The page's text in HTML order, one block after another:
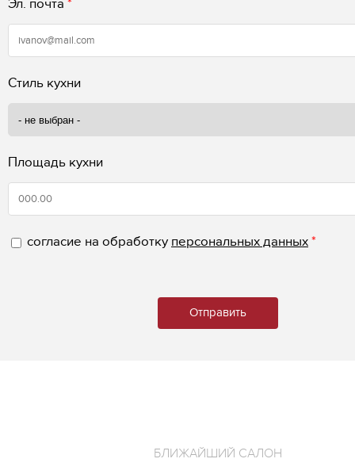
Эл. почта *
Стиль кухни
Площадь кухни
согласие на обработку персональных данных*
БЛИЖАЙШИЙ САЛОН